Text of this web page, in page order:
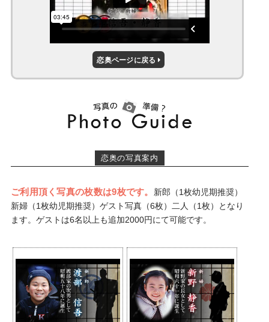
恋奥ページに戻る
恋奥の写真案内
ご利用頂く写真の枚数は9枚です。
新郎（1枚幼児期推奨）
新婦（1枚幼児期推奨）ゲスト写真（6枚）二人（1枚）となり
ます。ゲストは6名以上も追加2000円にて可能です。